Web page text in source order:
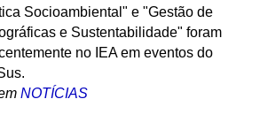
Socioambiental" e "Gestão de
e Sustentabilidade" foram
no IEA em eventos do
NOTÍCIAS